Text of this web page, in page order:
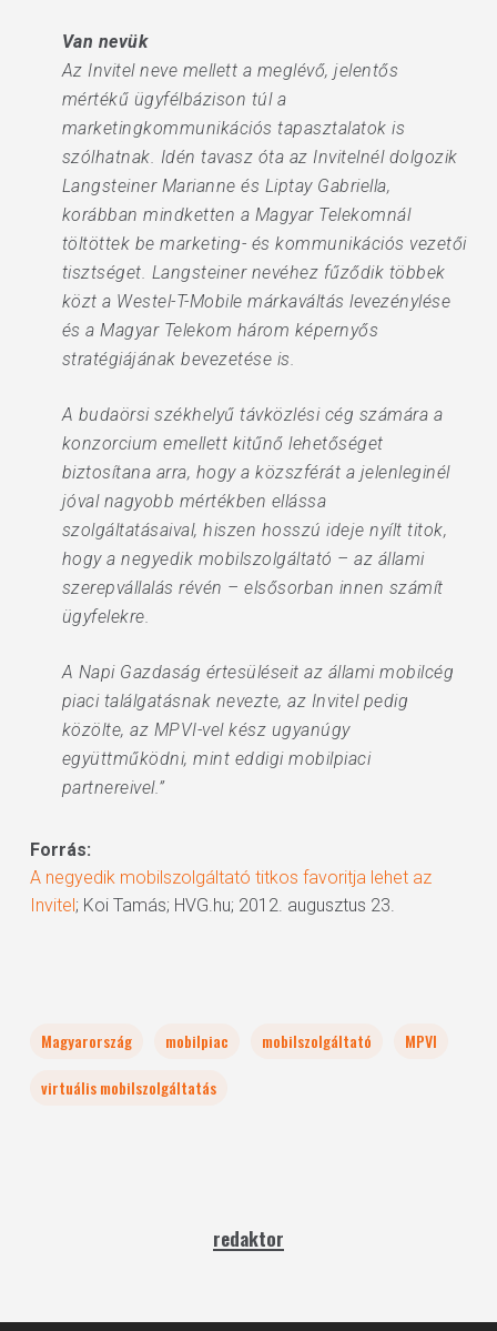
Van nevük
Az Invitel neve mellett a meglévő, jelentős
mértékű ügyfélbázison túl a
marketingkommunikációs tapasztalatok is
szólhatnak. Idén tavasz óta az Invitelnél dolgozik
Langsteiner Marianne és Liptay Gabriella,
korábban mindketten a Magyar Telekomnál
töltöttek be marketing- és kommunikációs vezetői
tisztséget. Langsteiner nevéhez fűződik többek
közt a Westel-T-Mobile márkaváltás levezénylése
és a Magyar Telekom három képernyős
stratégiájának bevezetése is.
A budaörsi székhelyű távközlési cég számára a
konzorcium emellett kitűnő lehetőséget
biztosítana arra, hogy a közszférát a jelenleginél
jóval nagyobb mértékben ellássa
szolgáltatásaival, hiszen hosszú ideje nyílt titok,
hogy a negyedik mobilszolgáltató – az állami
szerepvállalás révén – elsősorban innen számít
ügyfelekre.
A Napi Gazdaság értesüléseit az állami mobilcég
piaci találgatásnak nevezte, az Invitel pedig
közölte, az MPVI-vel kész ugyanúgy
együttműködni, mint eddigi mobilpiaci
partnereivel.”
Forrás:
A negyedik mobilszolgáltató titkos favoritja lehet az
Invitel; Koi Tamás; HVG.hu; 2012. augusztus 23.
Magyarország mobilpiac mobilszolgáltató
MPVI
virtuális mobilszolgáltatás
redaktor